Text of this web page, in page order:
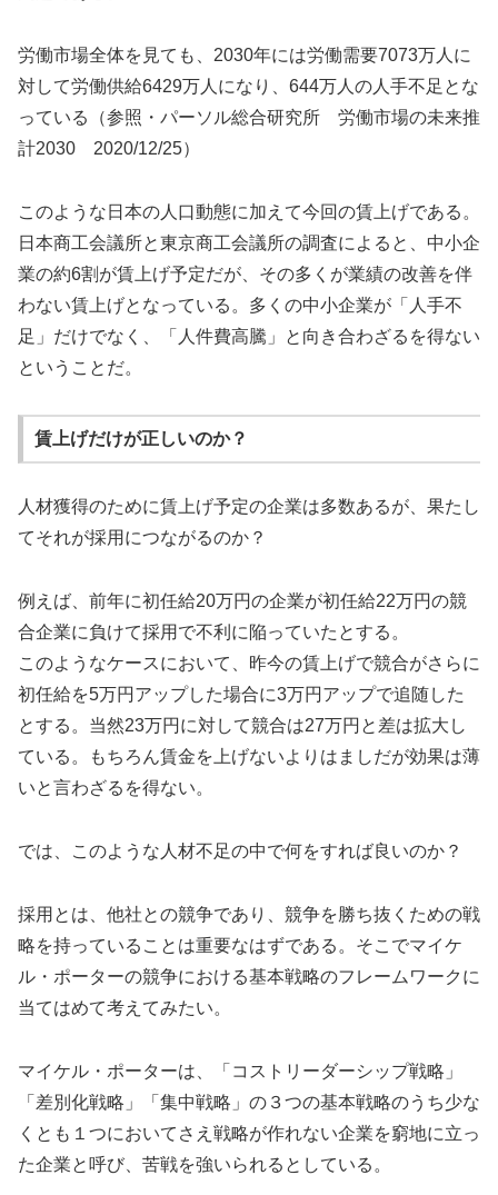
労働市場全体を見ても、2030年には労働需要7073万人に
対して労働供給6429万人になり、644万人の人手不足とな
っている（参照・パーソル総合研究所 労働市場の未来推
計2030 2020/12/25）
このような日本の人口動態に加えて今回の賃上げである。
日本商工会議所と東京商工会議所の調査によると、中小企
業の約6割が賃上げ予定だが、その多くが業績の改善を伴
わない賃上げとなっている。多くの中小企業が「人手不
足」だけでなく、「人件費高騰」と向き合わざるを得ない
ということだ。
賃上げだけが正しいのか？
人材獲得のために賃上げ予定の企業は多数あるが、果たし
てそれが採用につながるのか？
例えば、前年に初任給20万円の企業が初任給22万円の競
合企業に負けて採用で不利に陥っていたとする。
このようなケースにおいて、昨今の賃上げで競合がさらに
初任給を5万円アップした場合に3万円アップで追随した
とする。当然23万円に対して競合は27万円と差は拡大し
ている。もちろん賃金を上げないよりはましだが効果は薄
いと言わざるを得ない。
では、このような人材不足の中で何をすれば良いのか？
採用とは、他社との競争であり、競争を勝ち抜くための戦
略を持っていることは重要なはずである。そこでマイケ
ル・ポーターの競争における基本戦略のフレームワークに
当てはめて考えてみたい。
マイケル・ポーターは、「コストリーダーシップ戦略」
「差別化戦略」「集中戦略」の３つの基本戦略のうち少な
くとも１つにおいてさえ戦略が作れない企業を窮地に立っ
た企業と呼び、苦戦を強いられるとしている。